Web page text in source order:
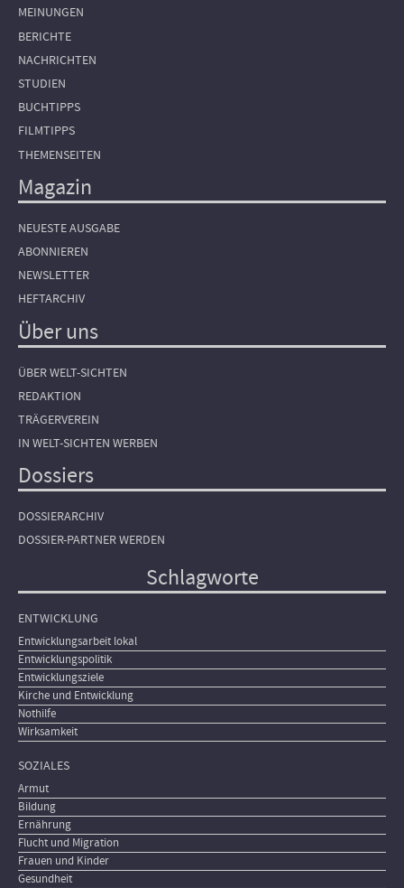
MEINUNGEN
BERICHTE
NACHRICHTEN
STUDIEN
BUCHTIPPS
FILMTIPPS
THEMENSEITEN
Magazin
NEUESTE AUSGABE
ABONNIEREN
NEWSLETTER
HEFTARCHIV
Über uns
ÜBER WELT-SICHTEN
REDAKTION
TRÄGERVEREIN
IN WELT-SICHTEN WERBEN
Dossiers
DOSSIERARCHIV
DOSSIER-PARTNER WERDEN
Schlagworte
ENTWICKLUNG
Entwicklungsarbeit lokal
Entwicklungspolitik
Entwicklungsziele
Kirche und Entwicklung
Nothilfe
Wirksamkeit
SOZIALES
Armut
Bildung
Ernährung
Flucht und Migration
Frauen und Kinder
Gesundheit